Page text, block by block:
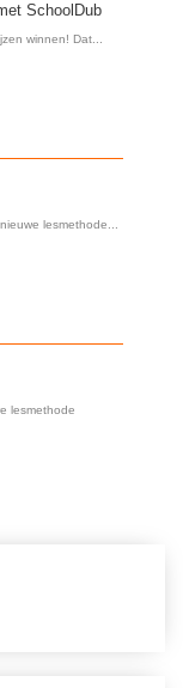
SchoolDub
winnen! Dat...
lesmethode...
lesmethode